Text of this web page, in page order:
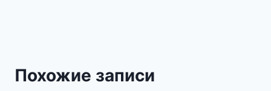
Похожие записи